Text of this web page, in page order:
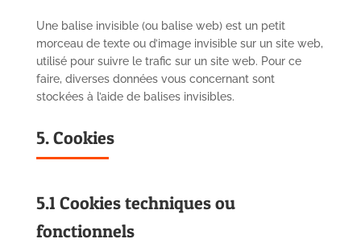
Une balise invisible (ou balise web) est un petit
morceau de texte ou d’image invisible sur un site web,
utilisé pour suivre le trafic sur un site web. Pour ce
faire, diverses données vous concernant sont
stockées à l’aide de balises invisibles.
5. Cookies
5.1 Cookies techniques ou
fonctionnels